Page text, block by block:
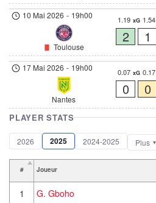
10 Mai 2026 - 19h00
Toulouse
1.19 xG 1.54
2 1
17 Mai 2026 - 19h00
Nantes
0.07 xG 0.17
0 0
PLAYER STATS
2026 2025 2024-2025 Plus
# Joueur
1 G. Gboho